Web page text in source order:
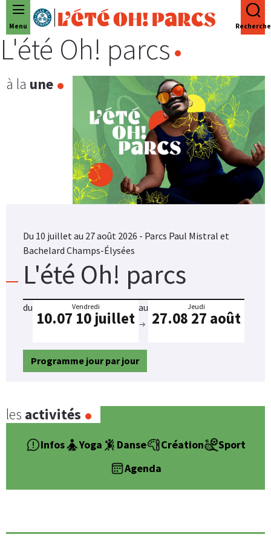
Panneau de gestion des cookies
Menu Recherche
L'été Oh! parcs
à la une
L'été Oh! parcs
du Vendredi
10.07 10 juillet
au Jeudi
27.08 27 août
Du 10 juillet au 27 août 2026 - Parcs Paul Mistral et
Bachelard Champs-Élysées
Programme jour par jour
les activités
Infos Yoga Danse Création
Sport
Agenda